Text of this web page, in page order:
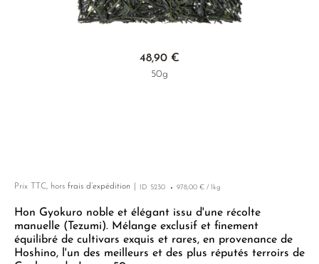
RECOMMANDATIONS
LUSHAN CLOUD & MIST
VARIÉTÉS DE THÉ VERT DE CHINE
MIYAZAKI
YAME
YUNNAN
THÉ JAUNE
COFFRETS & CADEAUX
PHOENIX DANCONG
ZHANGPING SHUI XIAN
VARIÉTÉS
ROOIBOS
THÉS D'AMAZONIE
Hon Gyokuro noble et élégant issu d'une récolte
manuelle (Tezumi). Mélange exclusif et finement
équilibré de cultivars exquis et rares, en provenance de
Hoshino, l'un des meilleurs et des plus réputés terroirs de
48,90 €
50g
Prix TTC, hors frais d’expédition ID 5230 978,00 € / 1kg